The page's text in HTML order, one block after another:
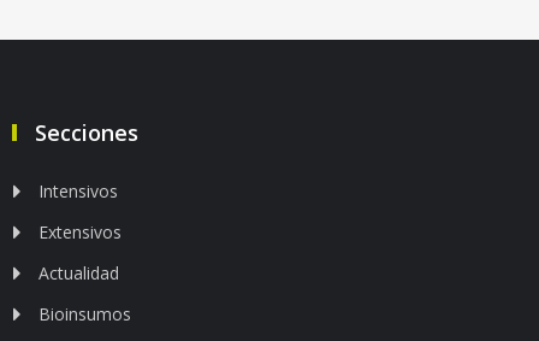
Secciones
Intensivos
Extensivos
Actualidad
Bioinsumos